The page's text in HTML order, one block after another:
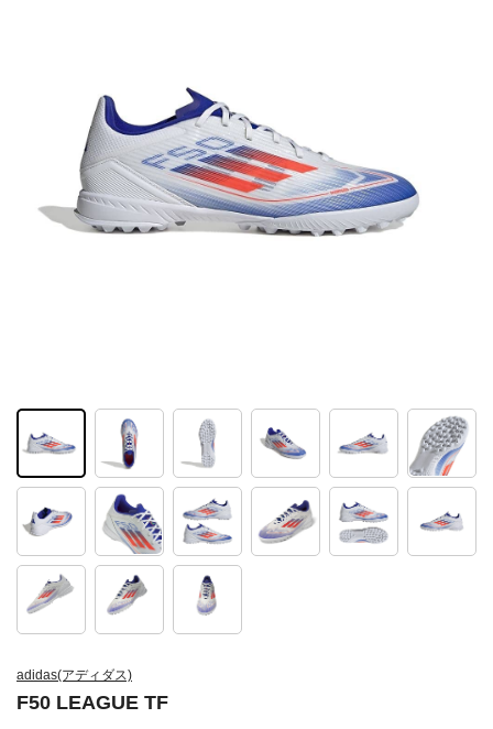
adidas(アディダス)
F50 LEAGUE TF